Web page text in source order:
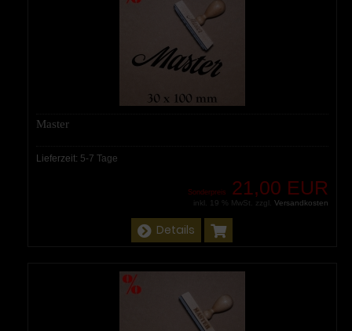
Master
Lieferzeit: 5-7 Tage
Sonderpreis 21,00 EUR
inkl. 19 % MwSt. zzgl. Versandkosten
Details